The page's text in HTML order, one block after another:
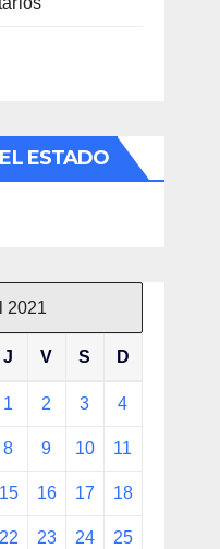
ESTADO
2021
J V S D
1 2 3 4
8 9 10 11
15 16 17 18
22 23 24 25